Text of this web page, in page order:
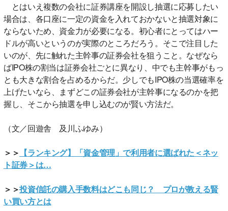
とはいえ複数の会社に証券講座を開設し抽選に応募したい
場合は、各口座に一定の資金を入れておかないと抽選対象に
ならないため、資金力が必要になる。初心者にとってはハー
ドルが高いというのが実際のところだろう。そこで注目した
いのが、先に触れた主幹事の証券会社を狙うこと。なぜなら
ばIPO株の割当は証券会社ごとに異なり、中でも主幹事がもっ
とも大きな割合を占めるからだ。少しでもIPO株の当選確率を
上げたいなら、まずどこの証券会社が主幹事になるのかを把
握し、そこから抽選を申し込むのが賢い方法だ。
（文／回遊舎 及川ふゆみ）
＞＞ 【ランキング】「資金管理」で利用者に選ばれた＜ネッ
ト証券＞は…
＞＞投資信託の購入手数料はどこも同じ？ プロが教える賢
い買い方とは